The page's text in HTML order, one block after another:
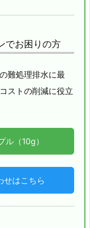
でお困りの方
難処理排水に最
ストの削減に役立
（10g）
せはこちら